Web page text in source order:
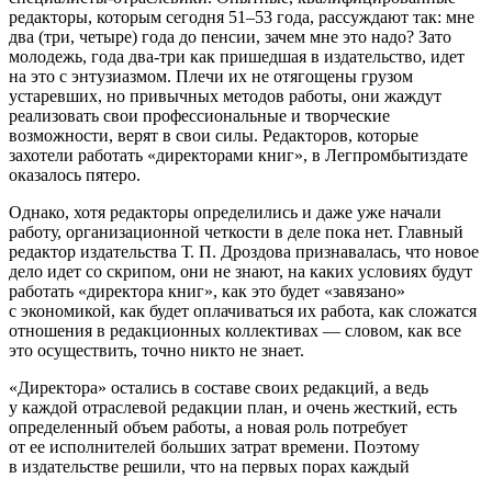
редакторы, которым сегодня 51–53 года, рассуждают так: мне
два (три, четыре) года до пенсии, зачем мне это надо? Зато
молодежь, года два-три как пришедшая в издательство, идет
на это с энтузиазмом. Плечи их не отягощены грузом
устаревших, но привычных методов работы, они жаждут
реализовать свои профессиональные и творческие
возможности, верят в свои силы. Редакторов, которые
захотели работать «директорами книг», в Легпромбытиздате
оказалось пятеро.
Однако, хотя редакторы определились и даже уже начали
работу, организационной четкости в деле пока нет. Главный
редактор издательства Т. П. Дроздова признавалась, что новое
дело идет со скрипом, они не знают, на каких условиях будут
работать «директора книг», как это будет «завязано»
с экономикой, как будет оплачиваться их работа, как сложатся
отношения в редакционных коллективах — словом, как все
это осуществить, точно никто не знает.
«Директора» остались в составе своих редакций, а ведь
у каждой отраслевой редакции план, и очень жесткий, есть
определенный объем работы, а новая роль потребует
от ее исполнителей больших затрат времени. Поэтому
в издательстве решили, что на первых порах каждый